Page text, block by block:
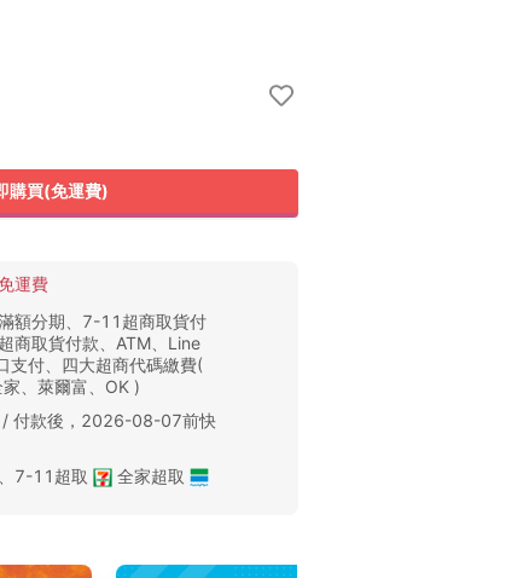
購買(免運費)
運費
額分期、7-11超商取貨付
商取貨付款、ATM、Line
支付、四大超商代碼繳費(
、萊爾富、OK )
/ 付款後，2026-08-07前快
7-11超取 全家超取